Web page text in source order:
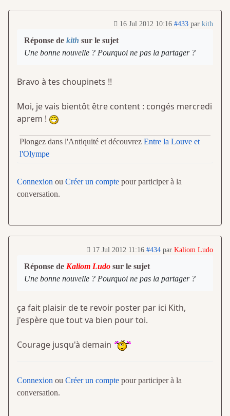
16 Jul 2012 10:16 #433 par kith
Réponse de kith sur le sujet
Une bonne nouvelle ? Pourquoi ne pas la partager ?
Bravo à tes choupinets !!
Moi, je vais bientôt être content : congés mercredi
aprem !
Plongez dans l'Antiquité et découvrez Entre la Louve et
l'Olympe
Connexion ou Créer un compte pour participer à la
conversation.
17 Jul 2012 11:16 #434 par Kaliom Ludo
Réponse de Kaliom Ludo sur le sujet
Une bonne nouvelle ? Pourquoi ne pas la partager ?
ça fait plaisir de te revoir poster par ici Kith,
j'espère que tout va bien pour toi.
Courage jusqu'à demain
Connexion ou Créer un compte pour participer à la
conversation.